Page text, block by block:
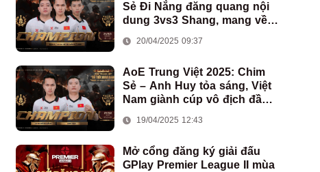
Sẻ Đi Nắng đăng quang nội
dung 3vs3 Shang, mang về
đoàn AoE Việt Nam
20/04/2025 09:37
AoE Trung Việt 2025: Chim
Sẻ – Anh Huy tỏa sáng, Việt
Nam giành cúp vô địch đầu
19/04/2025 12:43
Mở cổng đăng ký giải đấu
GPlay Premier League II mùa